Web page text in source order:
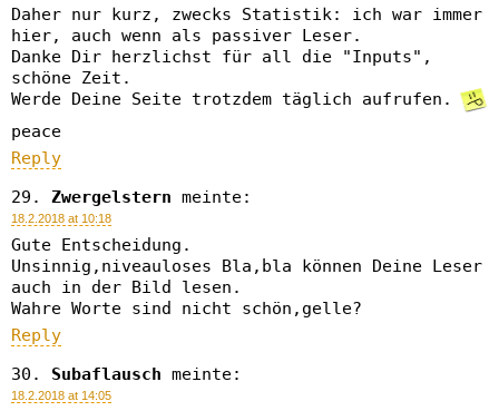
Daher nur kurz, zwecks Statistik: ich war immer
hier, auch wenn als passiver Leser.
Danke Dir herzlichst für all die "Inputs",
schöne Zeit.
Werde Deine Seite trotzdem täglich aufrufen.
peace
Reply
Zwergelstern meinte:
18.2.2018 at 10:18
Gute Entscheidung.
Unsinnig,niveauloses Bla,bla können Deine Leser
auch in der Bild lesen.
Wahre Worte sind nicht schön,gelle?
Reply
Subaflausch meinte:
18.2.2018 at 14:05